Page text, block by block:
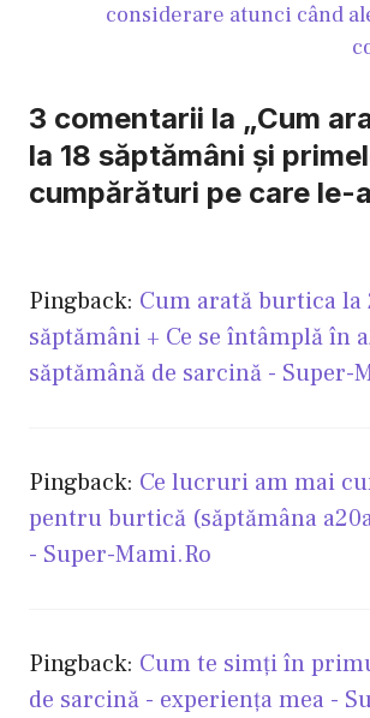
considerare atunci când
3 comentarii la „Cum
la 18 săptămâni şi
cumpărături pe care le-
Pingback: Cum arată burtica la
săptămâni + Ce se întâmplă în
săptămână de sarcină - Super-
Pingback: Ce lucruri am mai
pentru burtică (săptămâna
- Super-Mami.Ro
Pingback: Cum te simţi în
de sarcină - experienţa mea -